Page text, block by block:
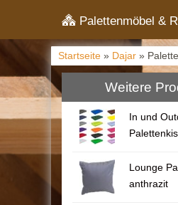
Palettenmöbel &
Startseite » Dajar »
Weitere
In und
Lounge
anthrazit